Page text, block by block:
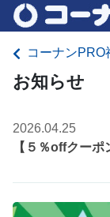
コーナンPRO
お知らせ
2026.04.25
【５％offクー